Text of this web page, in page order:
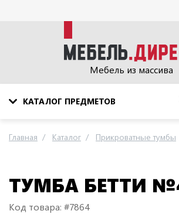
Мебель из массива
КАТАЛОГ ПРЕДМЕТОВ
Главная Каталог Прикроватные тумбы
ТУМБА БЕТТИ
Код товара: #7864